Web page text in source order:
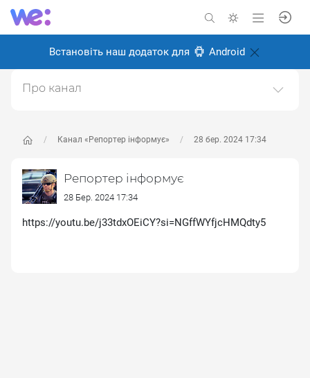
Встановіть наш додаток для Android
Канал «Репортер інформує» 28 бер. 2024 17:34
Репортер інформує
28 Бер. 2024 17:34
https://youtu.be/j33tdxOEiCY?si=NGffWYfjcHMQdty5
Про канал
Створено: 26 серпня 2024